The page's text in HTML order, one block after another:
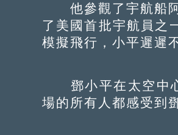
他參觀了宇航船阿
了美國首批宇航員之
模擬飛行，小平遲遲
鄧小平在太空中
場的所有人都感受到